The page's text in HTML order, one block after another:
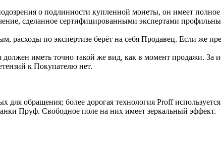
о подлинности купленной монеты, он имеет полное
сделанное сертифицированными экспертами
расходы по экспертизе берёт на себя Продавец. Если же
иметь точно такой же вид, как в момент продажи.
к Покупателю нет.
обращения; более дорогая технология Proff
Пруф. Свободное поле на них имеет зеркальный эффект.